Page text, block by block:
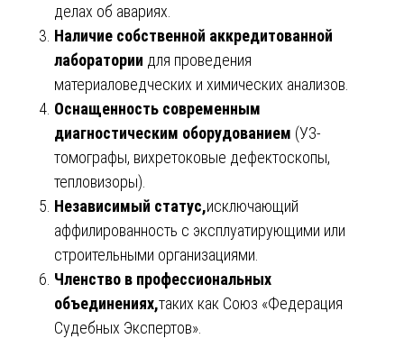
делах об авариях.
Наличие собственной аккредитованной
лаборатории для проведения
материаловедческих и химических анализов.
Оснащенность современным
диагностическим оборудованием (УЗ-
томографы, вихретоковые дефектоскопы,
тепловизоры).
Независимый статус,исключающий
аффилированность с эксплуатирующими или
строительными организациями.
Членство в профессиональных
объединениях,таких как Союз «Федерация
Судебных Экспертов».